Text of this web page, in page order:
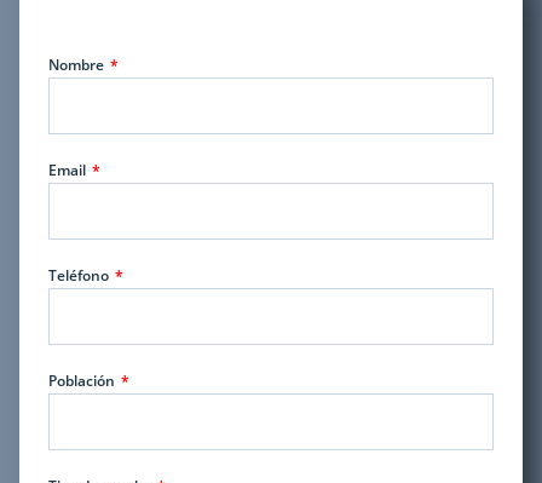
Nombre
Email
Teléfono
Población